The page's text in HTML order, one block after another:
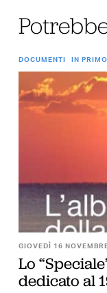
DOCUMENTI IN
GIOVEDÌ 16
Lo
dedicato al